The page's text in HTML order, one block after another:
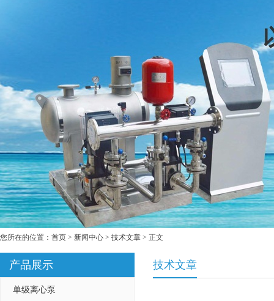
您所在的位置： 首页 > 新闻中心 > 技术文章 > 正文
产品展示
单级离心泵
技术文章